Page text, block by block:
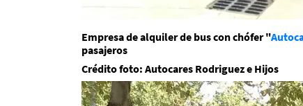
Empresa de alquiler de bus con chófer "
pasajeros
Crédito foto: Autocares Rodriguez e Hijos